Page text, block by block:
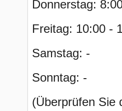
Donnerstag:
Freitag: 10:00 -
Samstag: -
Sonntag: -
(Überprüfen Sie